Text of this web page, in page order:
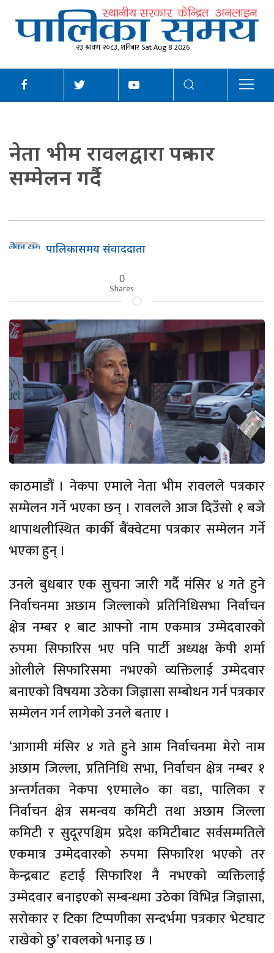
२३ श्रावण २०८३, शनिबार Sat Aug 8 2026
नेता भीम रावलद्वारा पत्रकार
सम्मेलन गर्दै
पालिकासमय संवाददाता
0
Shares
काठमाडौं । नेकपा एमाले नेता भीम रावलले पत्रकार
सम्मेलन गर्ने भएका छन् । रावलले आज दिउँसो १ बजे
थापाथलीस्थित कार्की बैंक्वेटमा पत्रकार सम्मेलन गर्ने
भएका हुन् ।
उनले बुधबार एक सुचना जारी गर्दै मंसिर ४ गते हुने
निर्वाचनमा अछाम जिल्लाको प्रतिनिधिसभा निर्वाचन
क्षेत्र नम्बर १ बाट आफ्नो नाम एकमात्र उम्मेदवारको
रुपमा सिफारिस भए पनि पार्टी अध्यक्ष केपी शर्मा
ओलीले सिफारिसमा नभएको व्यक्तिलाई उम्मेदवार
बनाएको विषयमा उठेका जिज्ञासा सम्बोधन गर्न पत्रकार
सम्मेलन गर्न लागेको उनले बताए ।
‘आगामी मंसिर ४ गते हुने आम निर्वाचनमा मेरो नाम
अछाम जिल्ला, प्रतिनिधि सभा, निर्वाचन क्षेत्र नम्बर १
अन्तर्गतका नेकपा ९एमाले० का वडा, पालिका र
निर्वाचन क्षेत्र समन्वय कमिटी तथा अछाम जिल्ला
कमिटी र सुदूरपश्चिम प्रदेश कमिटीबाट सर्वसम्मतिले
एकमात्र उम्मेदवारको रुपमा सिफारिश भएको तर
केन्द्रबाट हटाई सिफारिश नै नभएको व्यक्तिलाई
उम्मेदवार बनाइएको सम्बन्धमा उठेका विभिन्न जिज्ञासा,
सरोकार र टिका टिप्पणीका सन्दर्भमा पत्रकार भेटघाट
राखेको छु’ रावलको भनाइ छ ।